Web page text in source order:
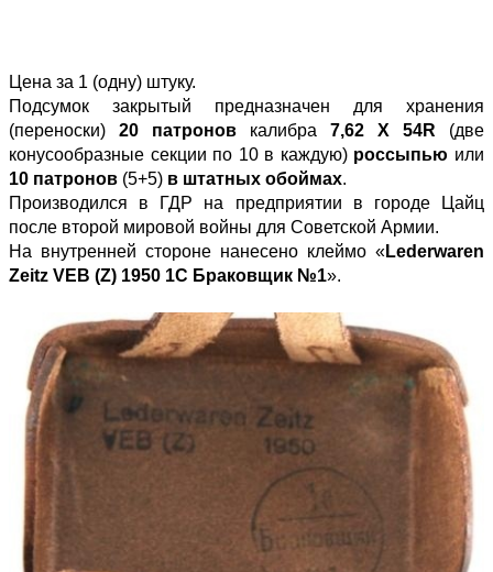
Цена за 1 (одну) штуку.
Подсумок закрытый предназначен для хранения
(переноски) 20 патронов калибра 7,62 Х 54R (две
конусообразные секции по 10 в каждую) россыпью или
10 патронов (5+5) в штатных обоймах.
Производился в ГДР на предприятии в городе Цайц
после второй мировой войны для Советской Армии.
На внутренней стороне нанесено клеймо «Lederwaren
Zeitz VEB (Z) 1950 1С Браковщик №1».